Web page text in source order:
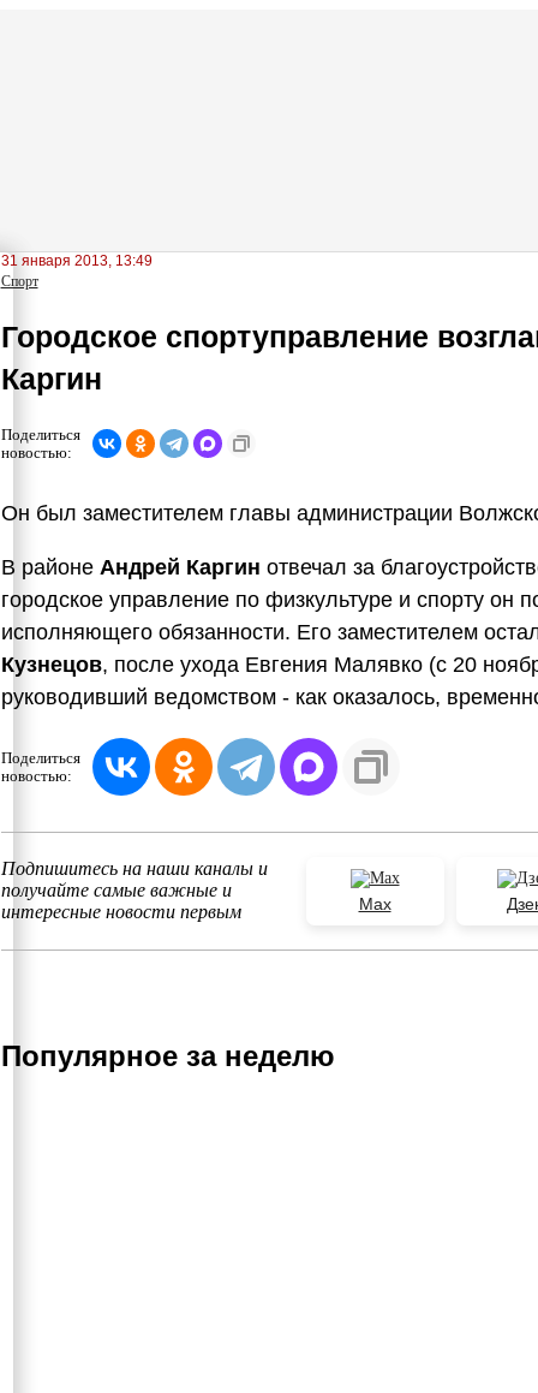
31 января 2013, 13:49
Спорт
Городское спортуправление
Каргин
Поделиться
новостью:
Он был заместителем главы администрации
В районе Андрей Каргин отвечал за
городское управление по физкультуре и спорту он
исполняющего обязанности. Его заместителем
Кузнецов, после ухода Евгения Малявко (с 20
руководивший ведомством - как оказалось,
Поделиться
новостью:
Подпишитесь на наши каналы и
получайте самые важные и
интересные новости первым
Max
Популярное за неделю